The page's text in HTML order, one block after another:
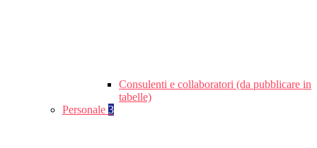
Consulenti e collaboratori (da pubblicare in
tabelle)
Personale 3